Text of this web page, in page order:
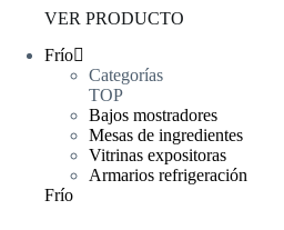
VER PRODUCTO
Frío
Categorías
TOP
Bajos mostradores
Mesas de ingredientes
Vitrinas expositoras
Armarios refrigeración
Frío